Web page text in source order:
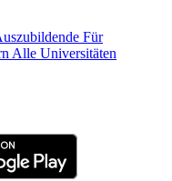
Für
Alle Universitäten